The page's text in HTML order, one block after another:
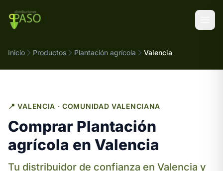
Inicio Productos Plantación agrícola Valencia
📍 VALENCIA · COMUNIDAD VALENCIANA
Comprar Plantación
agrícola en Valencia
Tu distribuidor de confianza en Valencia y